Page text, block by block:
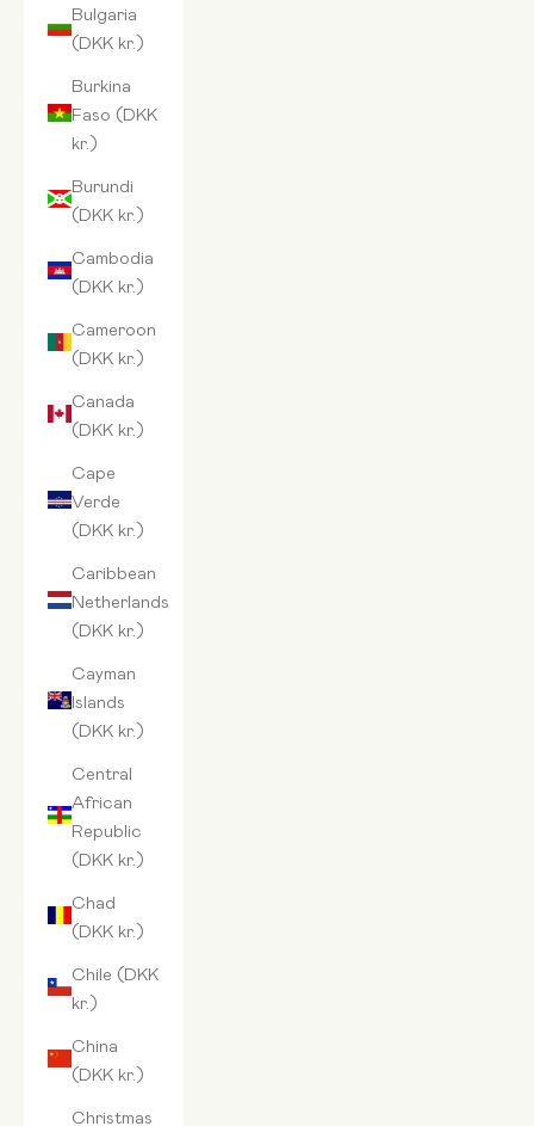
Bulgaria
(DKK kr.)
Burkina
Faso (DKK
kr.)
Burundi
(DKK kr.)
Cambodia
(DKK kr.)
Cameroon
(DKK kr.)
Canada
(DKK kr.)
Cape
Verde
(DKK kr.)
Caribbean
Netherlands
(DKK kr.)
Cayman
Islands
(DKK kr.)
Central
African
Republic
(DKK kr.)
Chad
(DKK kr.)
Chile (DKK
kr.)
China
(DKK kr.)
Christmas